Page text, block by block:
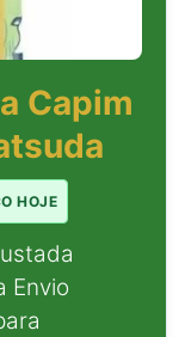
Capim
HOJE
Envio